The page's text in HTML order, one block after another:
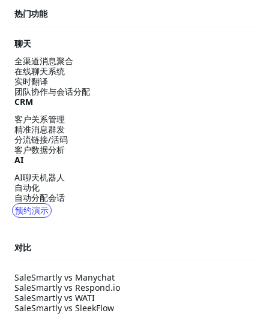
热门功能
聊天
全渠道消息聚合
在线聊天系统
实时翻译
团队协作与会话分配
CRM
客户关系管理
精准消息群发
分流链接/活码
客户数据分析
AI
AI聊天机器人
自动化
自动分配会话
预约演示
对比
SaleSmartly vs Manychat
SaleSmartly vs Respond.io
SaleSmartly vs WATI
SaleSmartly vs SleekFlow